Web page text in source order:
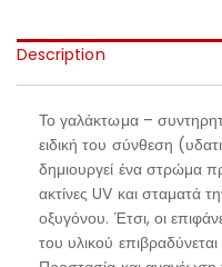
Description
Το γαλάκτωμα –
ειδική του σύνθεση
δημιουργεί ένα στρώμα
ακτίνες UV και σταματά
οξυγόνου. Έτσι, οι
του υλικού